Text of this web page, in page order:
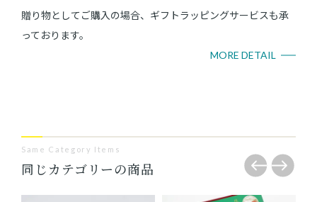
贈り物としてご購入の場合、ギフトラッピングサービスも承
っております。
MORE DETAIL
Same Category Items
同じカテゴリーの商品